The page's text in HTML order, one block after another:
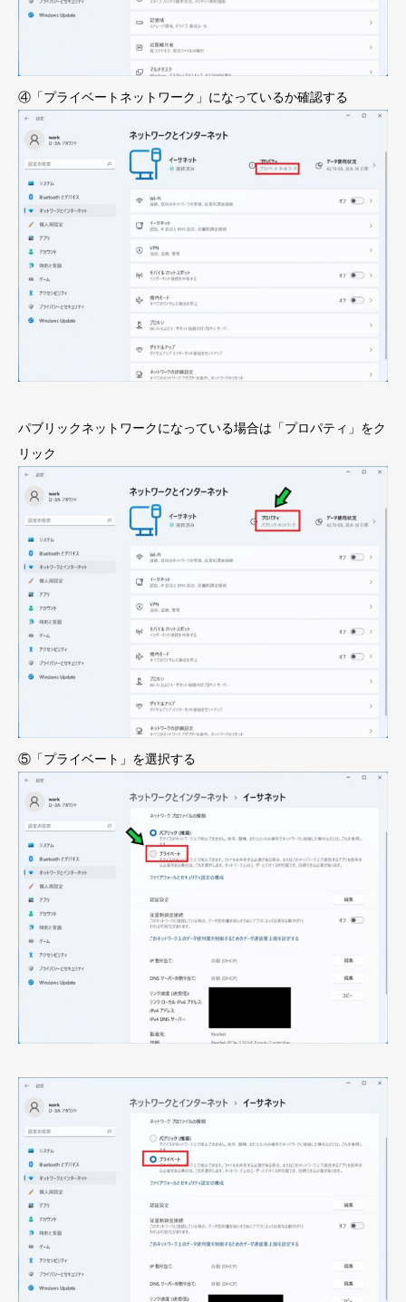
④「プライベートネットワーク」になっているか確認する
パブリックネットワークになっている場合は「プロパティ」をク
リック
⑤「プライベート」を選択する